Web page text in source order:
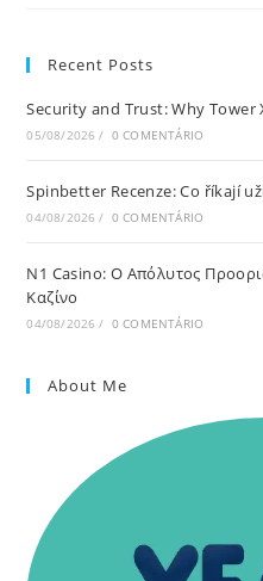
Recent Posts
Security and Trust: Why Tower
05/08/2026 / 0 COMENTÁRIO
Spinbetter Recenze: Co říkají
04/08/2026 / 0 COMENTÁRIO
N1 Casino: Ο Απόλυτος
Καζίνο
04/08/2026 / 0 COMENTÁRIO
About Me